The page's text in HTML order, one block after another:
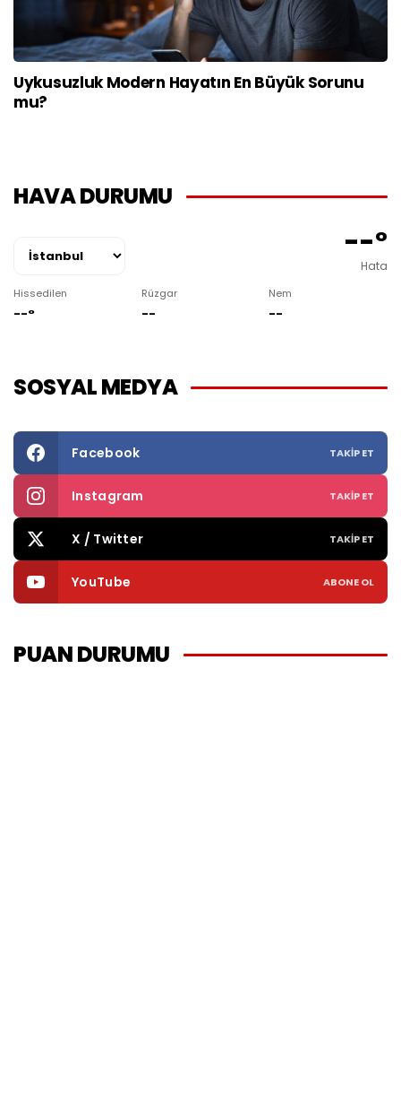
Uykusuzluk Modern Hayatın En Büyük Sorunu
mu?
HAVA DURUMU
--°
Hata
Hissedilen
--°
Rüzgar
--
Nem
--
SOSYAL MEDYA
Facebook TAKIP ET
Instagram TAKIP ET
X / Twitter TAKIP ET
YouTube ABONE OL
PUAN DURUMU